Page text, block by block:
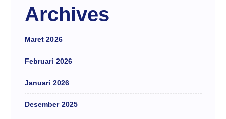
Archives
Maret 2026
Februari 2026
Januari 2026
Desember 2025